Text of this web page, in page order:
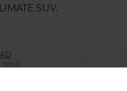
SUV.
2025